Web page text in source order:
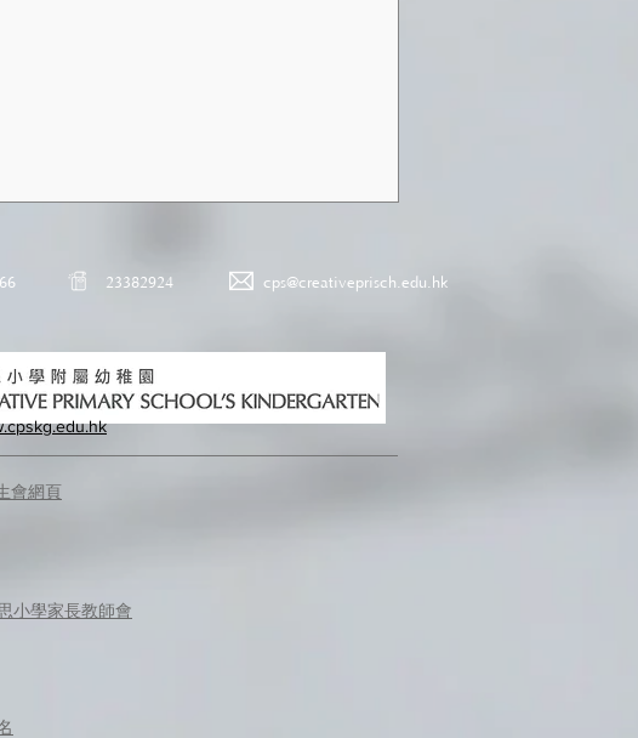
23382924 cps@creativeprisch.edu.hk
會網頁
小學家長教師會